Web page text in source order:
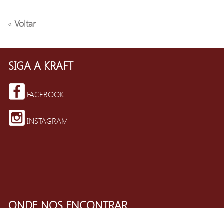
« Voltar
SIGA A KRAFT
FACEBOOK
INSTAGRAM
ONDE NOS ENCONTRAR